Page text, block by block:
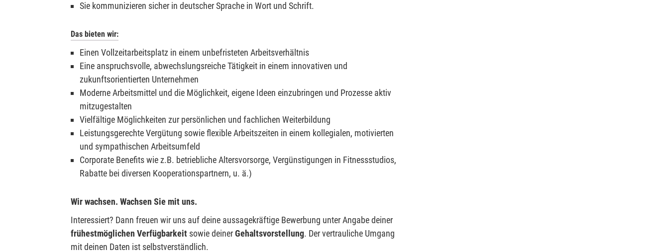
Sie kommunizieren sicher in deutscher Sprache in Wort und Schrift.
Das bieten wir:
Einen Vollzeitarbeitsplatz in einem unbefristeten Arbeitsverhältnis
Eine anspruchsvolle, abwechslungsreiche Tätigkeit in einem innovativen und
zukunftsorientierten Unternehmen
Moderne Arbeitsmittel und die Möglichkeit, eigene Ideen einzubringen und Prozesse aktiv
mitzugestalten
Vielfältige Möglichkeiten zur persönlichen und fachlichen Weiterbildung
Leistungsgerechte Vergütung sowie flexible Arbeitszeiten in einem kollegialen, motivierten
und sympathischen Arbeitsumfeld
Corporate Benefits wie z.B. betriebliche Altersvorsorge, Vergünstigungen in Fitnessstudios,
Rabatte bei diversen Kooperationspartnern, u. ä.)
Wir wachsen. Wachsen Sie mit uns.
Interessiert? Dann freuen wir uns auf deine aussagekräftige Bewerbung unter Angabe deiner
frühestmöglichen Verfügbarkeit sowie deinerGehaltsvorstellung. Der vertrauliche Umgang
mit deinen Daten ist selbstverständlich.